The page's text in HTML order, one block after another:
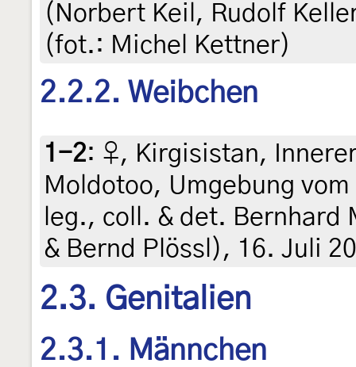
(Norbert Keil, Rudolf
(fot.: Michel Kettner)
2.2.2. Weibchen
1-2: ♀, Kirgisistan,
Moldotoo, Umgebung
leg., coll. & det. Bernhard
& Bernd Plössl), 16. Juli
2.3. Genitalien
2.3.1. Männchen